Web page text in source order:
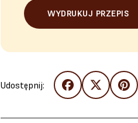
WYDRUKUJ PRZEPIS
Udostępnij: